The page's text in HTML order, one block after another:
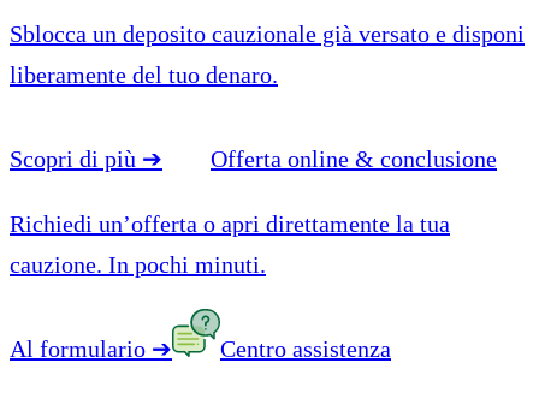
Sblocca un deposito cauzionale già versato e disponi
liberamente del tuo denaro.
Scopri di più ➔ Offerta online & conclusione
Richiedi un’offerta o apri direttamente la tua
cauzione. In pochi minuti.
Al formulario ➔ Centro assistenza